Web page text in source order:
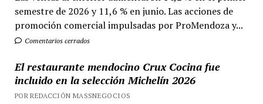
semestre de 2026 y 11,6 % en junio. Las acciones de
promoción comercial impulsadas por ProMendoza y...
Comentarios cerrados
El restaurante mendocino Crux Cocina fue
incluido en la selección Michelín 2026
POR REDACCIÓN MASSNEGOCIOS